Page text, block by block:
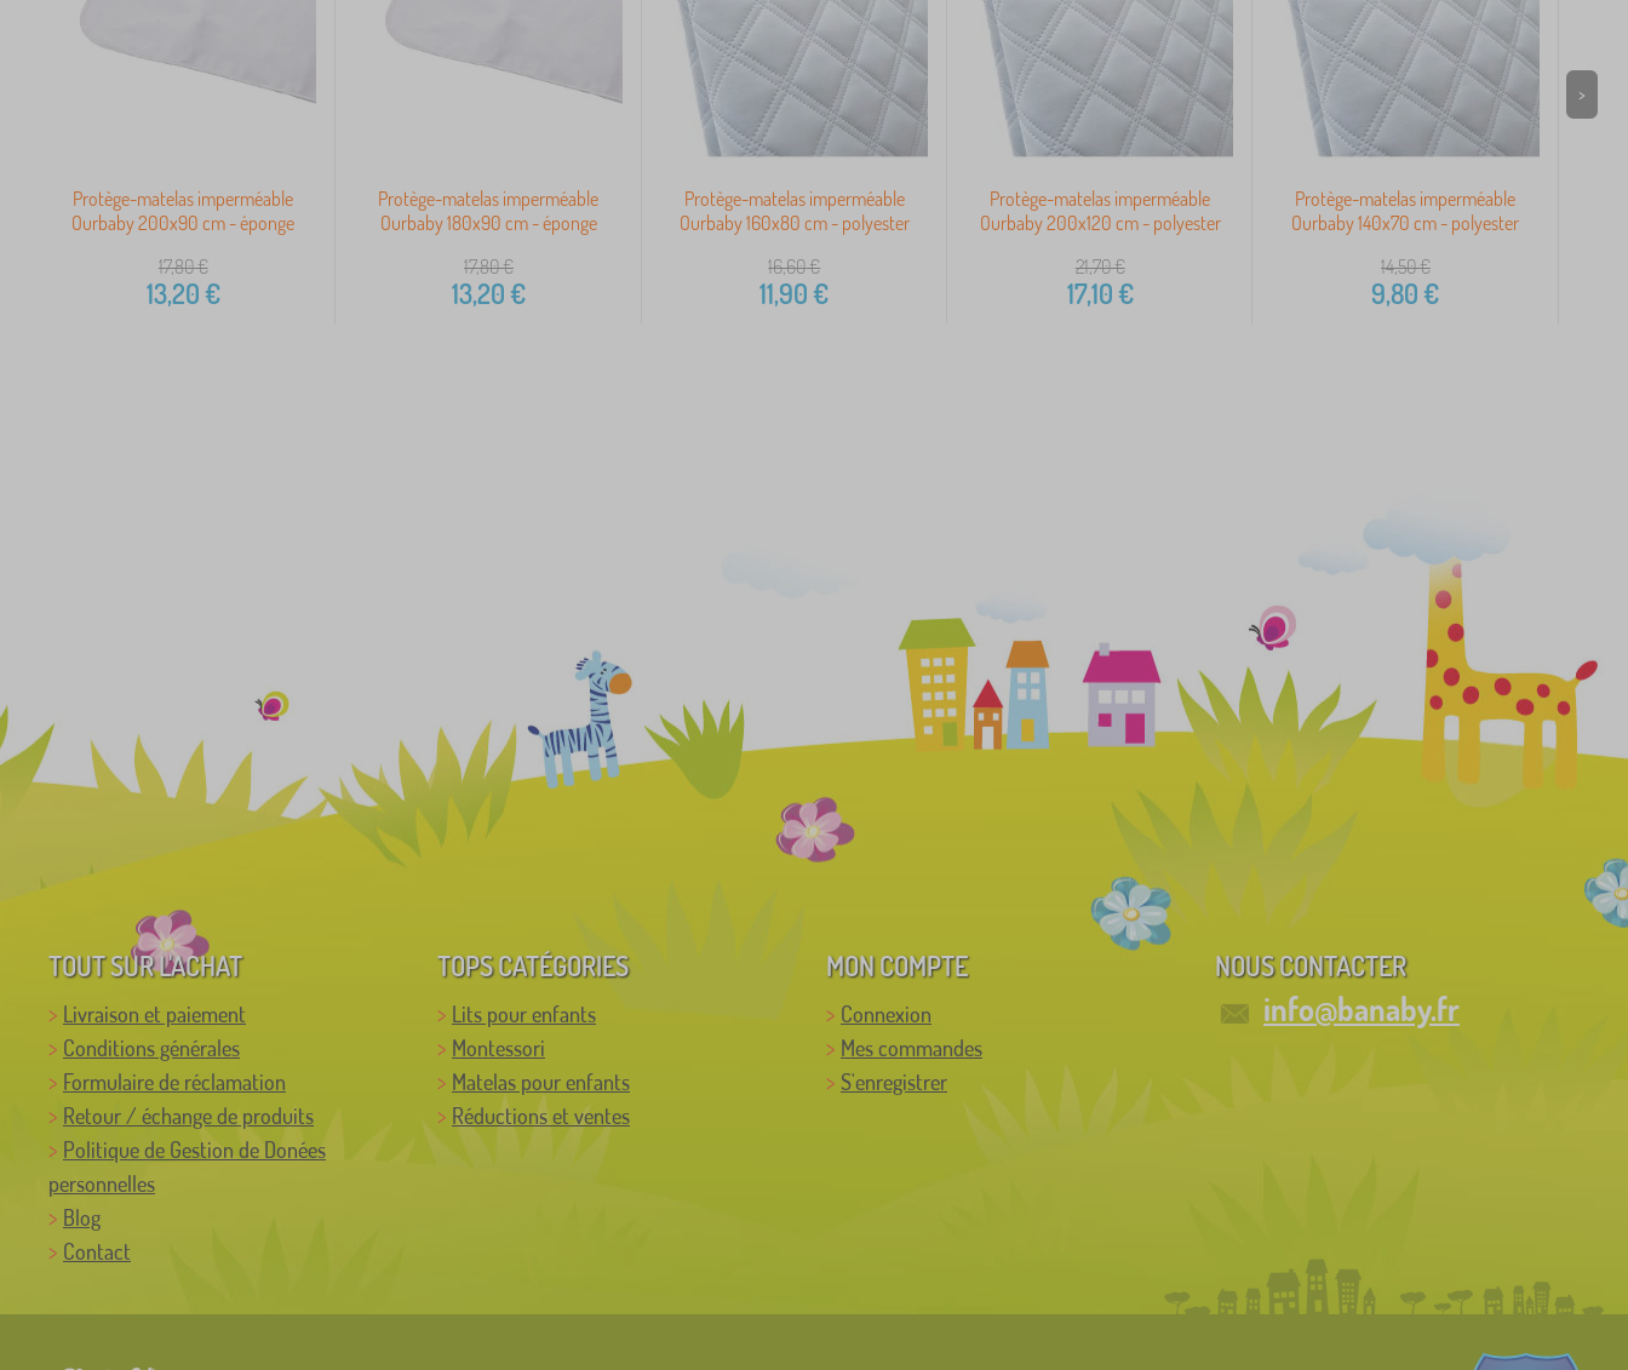
Protège-matelas imperméable
Ourbaby 200x90 cm - éponge
17,80€
13,20€
Protège-matelas imperméable
Ourbaby 180x90 cm - éponge
17,80€
13,20€
Protège-matelas imperméable
Ourbaby 160x80 cm - polyester
16,60€
11,90€
Protège-matelas imperméable
Ourbaby 200x120 cm - polyester
21,70€
17,10€
Protège-matelas imperméable
Ourbaby 140x70 cm - polyester
14,50€
9,80€
>
TOUT SUR L'ACHAT
Livraison et paiement
Conditions générales
Formulaire de réclamation
Retour / échange de produits
Politique de Gestion de Donées
personnelles
Blog
Contact
TOPS CATÉGORIES
Lits pour enfants
Montessori
Matelas pour enfants
Réductions et ventes
MON COMPTE
Connexion
Mes commandes
S'enregistrer
NOUS CONTACTER
info@banaby.fr